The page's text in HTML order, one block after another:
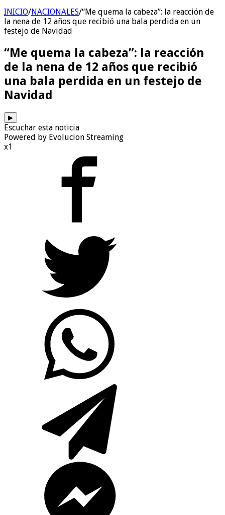
INICIO/NACIONALES/“Me quema la cabeza”: la reacción de
la nena de 12 años que recibió una bala perdida en un
festejo de Navidad
“Me quema la cabeza”: la reacción
de la nena de 12 años que recibió
una bala perdida en un festejo de
Navidad
▶
Escuchar esta noticia
Powered by Evolucion Streaming
x1